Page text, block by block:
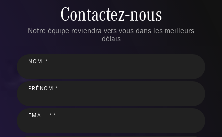
Contactez-nous
Notre équipe reviendra vers vous dans les meilleurs
délais
NOM *
PRÉNOM *
EMAIL **